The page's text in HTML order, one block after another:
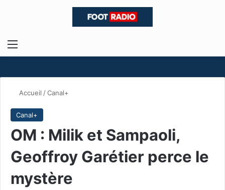
Menu
Accueil /Canal+
Canal+
OM : Milik et Sampaoli,
Geoffroy Garétier perce le
mystère